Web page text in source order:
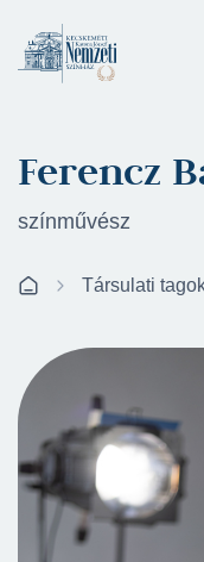
Ferencz
színművész
Társulati